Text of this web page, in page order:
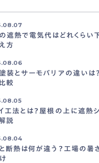
遮熱で電気代はどれくらい
方
装とサーモバリアの違いは
較
工法とは？屋根の上に遮熱
説
断熱は何が違う？工場の暑